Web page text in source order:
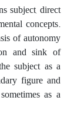
subject, direct
concepts.
of autonomy
and sink of
subject as a
figure and
as a